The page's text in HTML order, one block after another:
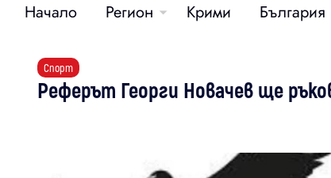
Начало Регион Крими България
Спорт
Реферът Георги Новачев ще